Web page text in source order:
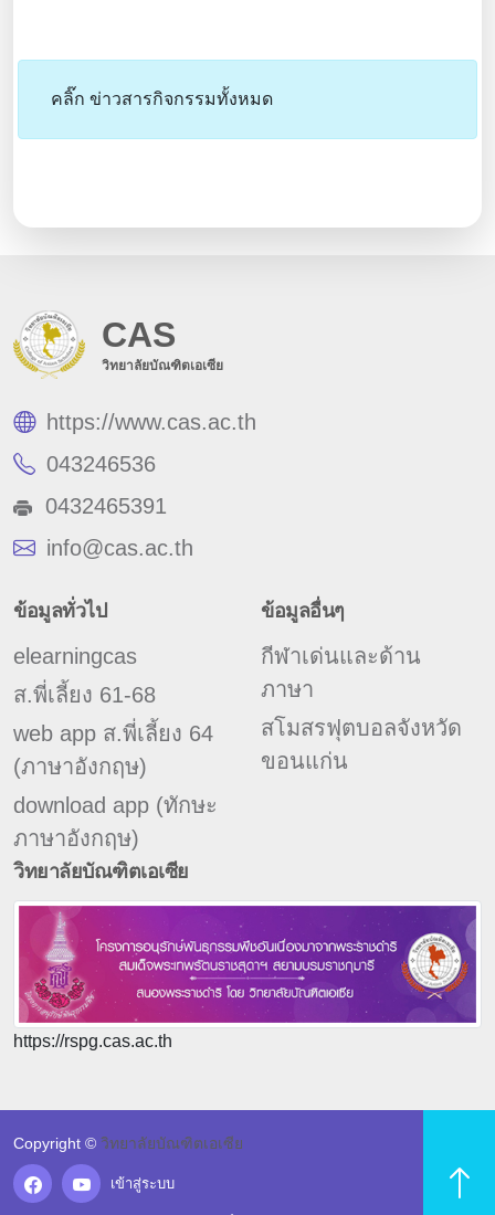
CAS
วิทยาลัยบัณฑิตเอเซีย
https://www.cas.ac.th
043246536
0432465391
info@cas.ac.th
ข้อมูลทั่วไป
elearningcas
ส.พี่เลี้ยง 61-68
web app ส.พี่เลี้ยง 64
(ภาษาอังกฤษ)
download app (ทักษะ
ภาษาอังกฤษ)
ข้อมูลอื่นๆ
กีฬาเด่นและด้าน
ภาษา
สโมสรฟุตบอลจังหวัด
ขอนแก่น
วิทยาลัยบัณฑิตเอเซีย
https://rspg.cas.ac.th
Copyright © วิทยาลัยบัณฑิตเอเซีย
เข้าสู่ระบบ